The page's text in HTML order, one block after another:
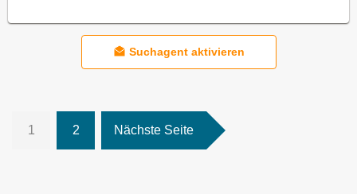
Suchagent aktivieren
1 2 Nächste Seite